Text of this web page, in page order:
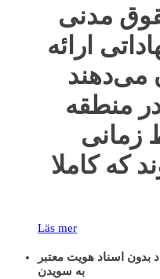
مدنی
ارائه
می‌دهند
منطقه
زمانی
که کاملا
Läs mer
اسناد هویت معتبر
به سویدن